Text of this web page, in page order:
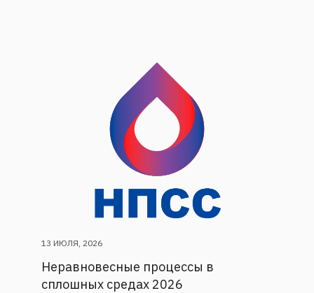
13 ИЮЛЯ, 2026
Неравновесные процессы в
сплошных средах 2026